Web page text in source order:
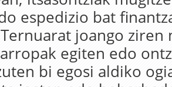
espedizio bat
joango ziren
egiten edo
bi egosi aldiko